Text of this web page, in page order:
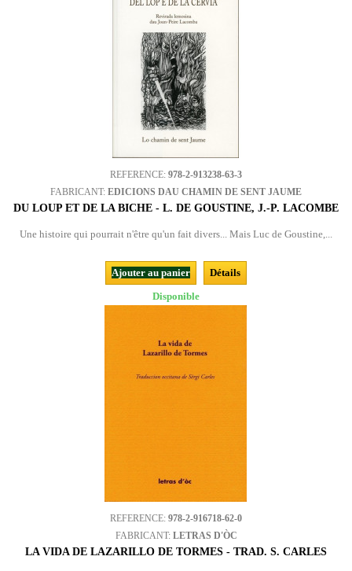
REFERENCE: 978-2-913238-63-3
FABRICANT: EDICIONS DAU CHAMIN DE SENT JAUME
DU LOUP ET DE LA BICHE - L. DE GOUSTINE, J.-P. LACOMBE
Une histoire qui pourrait n'être qu'un fait divers... Mais Luc de Goustine,...
Ajouter au panier
Détails
Disponible
REFERENCE: 978-2-916718-62-0
FABRICANT: LETRAS D'ÒC
LA VIDA DE LAZARILLO DE TORMES - TRAD. S. CARLES